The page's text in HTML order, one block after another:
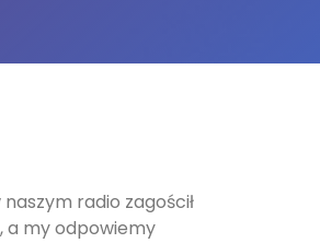
radio zagościł
a my odpowiemy